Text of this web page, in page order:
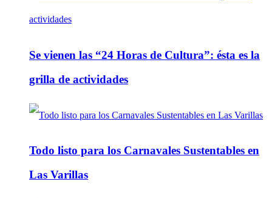
Se vienen las “24 Horas de Cultura”: ésta es la
grilla de actividades
Todo listo para los Carnavales Sustentables en
Las Varillas